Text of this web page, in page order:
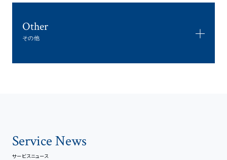
Other
その他
Service News
サービスニュース